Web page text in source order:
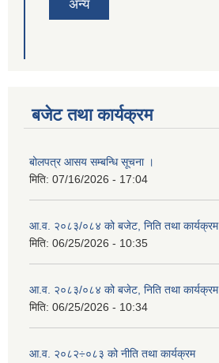
अन्य
बजेट तथा कार्यक्रम
बोलपत्र आसय सम्बन्धि सूचना ।
मिति: 07/16/2026 - 17:04
आ.व. २०८३/०८४ को बजेट, निति तथा कार्यक्रम
मिति: 06/25/2026 - 10:35
आ.व. २०८३/०८४ को बजेट, निति तथा कार्यक्रम
मिति: 06/25/2026 - 10:34
आ.व. २०८२÷०८३ को नीति तथा कार्यक्रम